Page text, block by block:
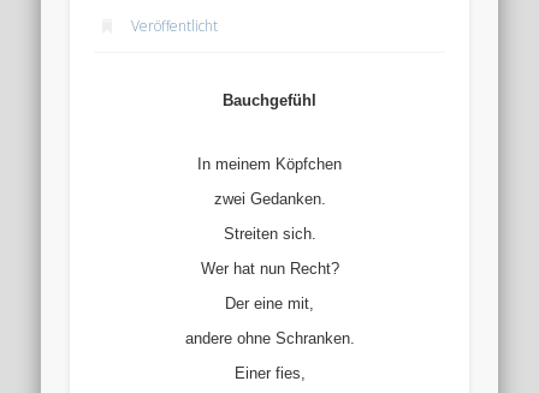
Veröffentlicht
Bauchgefühl
In meinem Köpfchen
zwei Gedanken.
Streiten sich.
Wer hat nun Recht?
Der eine mit,
andere ohne Schranken.
Einer fies,